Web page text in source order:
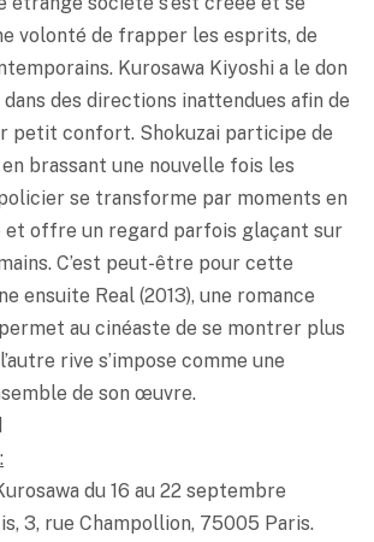
volonté de frapper les esprits, de
Kurosawa Kiyoshi a le don
des directions inattendues afin de
petit confort. Shokuzai participe de
brassant une nouvelle fois les
se transforme par moments en
offre un regard parfois glaçant sur
C’est peut-être pour cette
ensuite Real (2013), une romance
au cinéaste de se montrer plus
rive s’impose comme une
de son œuvre.
du 16 au 22 septembre
3, rue Champollion, 75005 Paris.